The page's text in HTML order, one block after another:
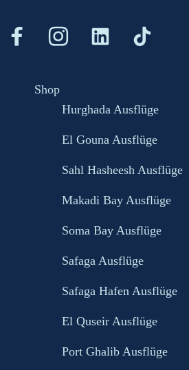
Shop
Hurghada Ausflüge
El Gouna Ausflüge
Sahl Hasheesh Ausflüge
Makadi Bay Ausflüge
Soma Bay Ausflüge
Safaga Ausflüge
Safaga Hafen Ausflüge
El Quseir Ausflüge
Port Ghalib Ausflüge